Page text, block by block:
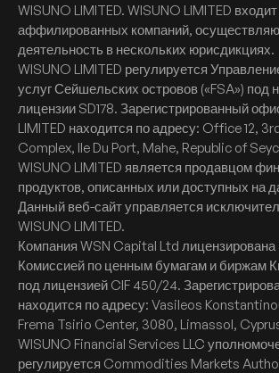
WISUNO LIMITED. WISUNO LIMITED входит
аффилированных компаний,
деятельность в нескольких юрисдикциях.
WISUNO LIMITED регулируется
услуг Сейшельских островов («FSA») под
лицензии SD178. Зарегистрированный
LIMITED находится по адресу: Office 12,
Complex, Ile Du Port, Mahe, Republic of
WISUNO LIMITED является продавцом
продуктов, описанных или доступных на
Данный веб-сайт управляется
WISUNO LIMITED.
Компания WSN Capital Ltd лицензирована
Комиссией по ценным бумагам и биржам
под лицензией CIF 450/24.
находится по адресу: Vasileos
Frema Tsirio Center, 3080, Limassol,
WISUNO Financial Services LLC
регулируется Commodities Markets